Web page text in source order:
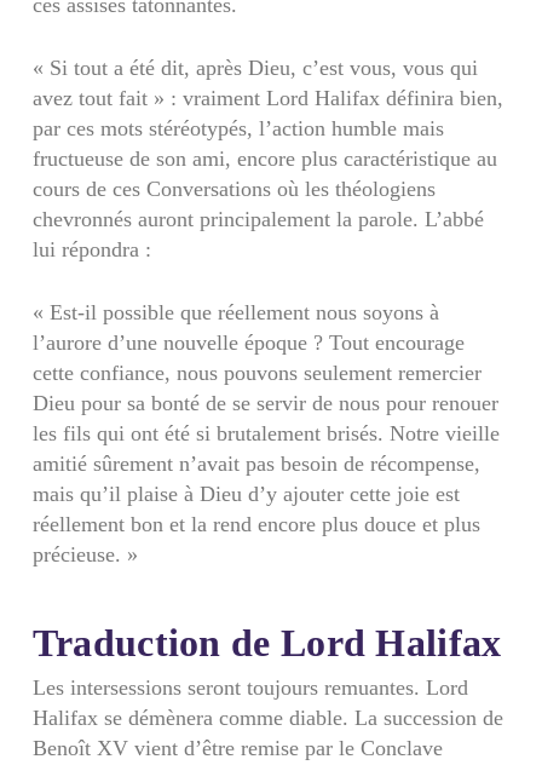
ces assises tâtonnantes.
« Si tout a été dit, après Dieu, c’est vous, vous qui
avez tout fait » : vraiment Lord Halifax définira bien,
par ces mots stéréo­typés, l’action humble mais
fructueuse de son ami, encore plus caractéristique au
cours de ces Conversations où les théologiens
chevronnés auront principalement la parole. L’abbé
lui répondra :
« Est-il possible que réellement nous soyons à
l’aurore d’une nouvelle époque ? Tout encourage
cette confiance, nous pouvons seulement remercier
Dieu pour sa bonté de se servir de nous pour renouer
les fils qui ont été si brutalement brisés. Notre vieille
amitié sûrement n’avait pas besoin de récompense,
mais qu’il plaise à Dieu d’y ajouter cette joie est
réellement bon et la rend encore plus douce et plus
précieuse. »
Traduction de Lord Halifax
Les intersessions seront toujours remuantes. Lord
Halifax se démènera comme diable. La succession de
Benoît XV vient d’être remise par le Conclave